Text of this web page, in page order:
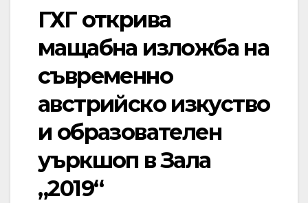
ГХГ открива
мащабна изложба на
съвременно
австрийско изкуство
и образователен
уъркшоп в Зала
„2019“